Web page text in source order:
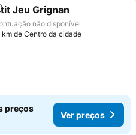
aos favoritos
Jeu Grignan
não disponível
km de Centro da cidade
preços
Ver preços